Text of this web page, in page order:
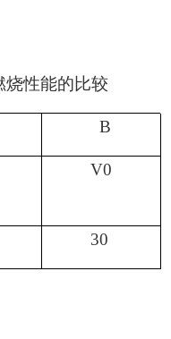
烧性能的比较
B
V0
30